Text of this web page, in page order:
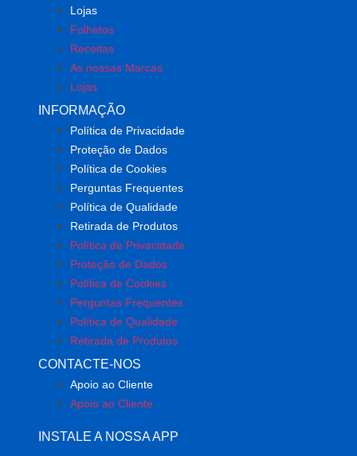
Lojas
Folhetos
Receitas
As nossas Marcas
Lojas
INFORMAÇÃO
Política de Privacidade
Proteção de Dados
Política de Cookies
Perguntas Frequentes
Política de Qualidade
Retirada de Produtos
Política de Privacidade
Proteção de Dados
Política de Cookies
Perguntas Frequentes
Política de Qualidade
Retirada de Produtos
CONTACTE-NOS
Apoio ao Cliente
Apoio ao Cliente
INSTALE A NOSSA APP